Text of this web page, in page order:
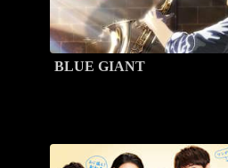
BLUE GIANT